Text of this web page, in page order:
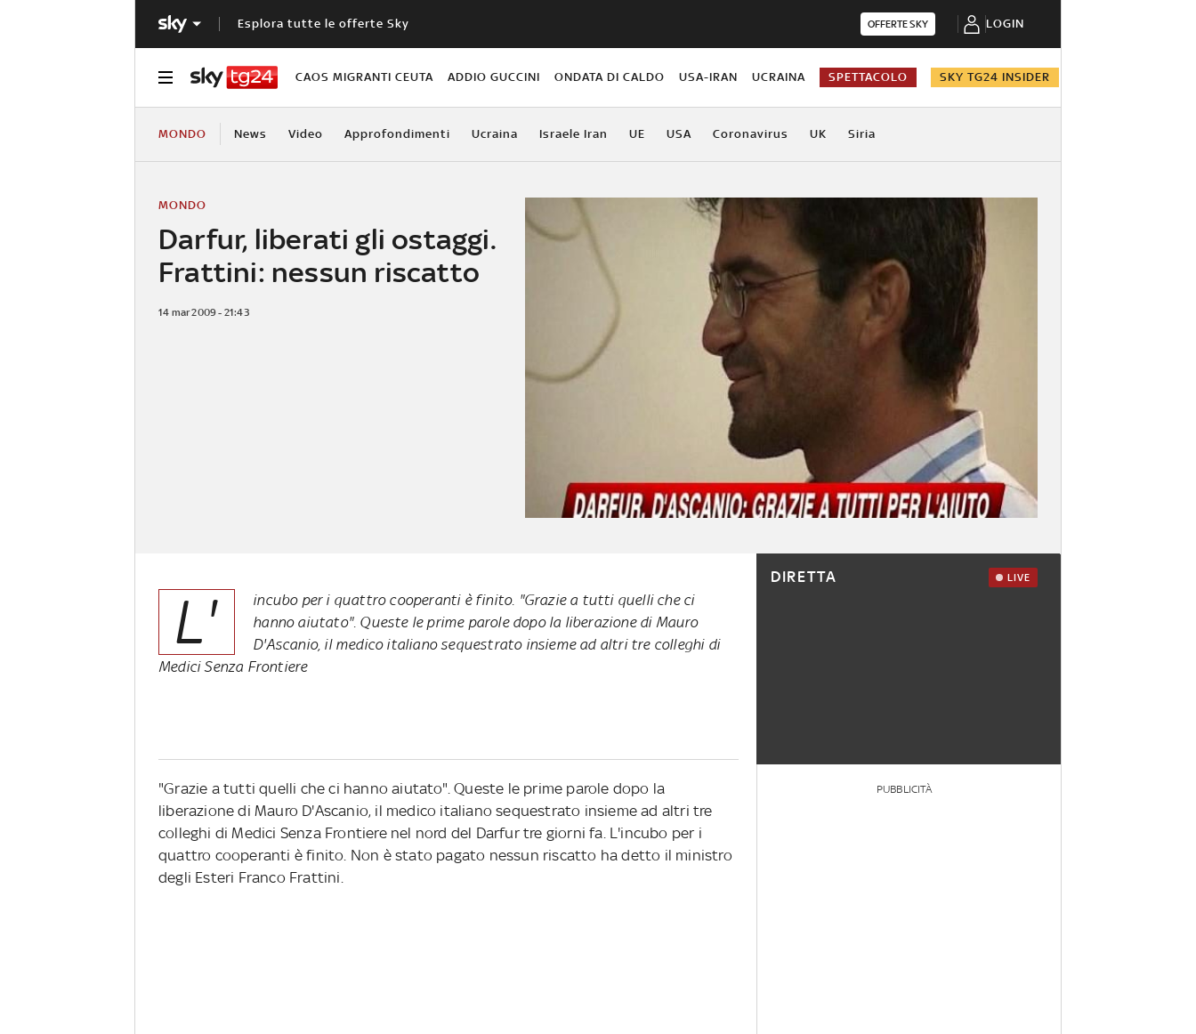
Esplora tutte le offerte Sky OFFERTE SKY LOGIN
CAOS MIGRANTI CEUTA ADDIO GUCCINI ONDATA DI CALDO USA-IRAN UCRAINA SPETTACOLO SKY TG24 INSIDER
MONDO News Video Approfondimenti Ucraina Israele Iran UE USA Coronavirus UK Siria
Darfur, liberati gli ostaggi.
Frattini: nessun riscatto
MONDO
14 mar 2009 - 21:43
L'
incubo per i quattro cooperanti è finito. "Grazie a tutti quelli che ci
hanno aiutato". Queste le prime parole dopo la liberazione di Mauro
D'Ascanio, il medico italiano sequestrato insieme ad altri tre colleghi di
Medici Senza Frontiere
"Grazie a tutti quelli che ci hanno aiutato". Queste le prime parole dopo la
liberazione di Mauro D'Ascanio, il medico italiano sequestrato insieme ad altri tre
colleghi di Medici Senza Frontiere nel nord del Darfur tre giorni fa. L'incubo per i
quattro cooperanti è finito. Non è stato pagato nessun riscatto ha detto il ministro
degli Esteri Franco Frattini.
DIRETTA LIVE
PUBBLICITÀ